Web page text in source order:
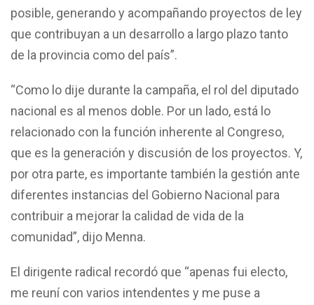
posible, generando y acompañando proyectos de ley
que contribuyan a un desarrollo a largo plazo tanto
de la provincia como del país”.
“Como lo dije durante la campaña, el rol del diputado
nacional es al menos doble. Por un lado, está lo
relacionado con la función inherente al Congreso,
que es la generación y discusión de los proyectos. Y,
por otra parte, es importante también la gestión ante
diferentes instancias del Gobierno Nacional para
contribuir a mejorar la calidad de vida de la
comunidad”, dijo Menna.
El dirigente radical recordó que “apenas fui electo,
me reuní con varios intendentes y me puse a